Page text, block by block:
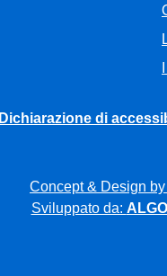
Dichiarazione di
Concept & Design
Sviluppato da: